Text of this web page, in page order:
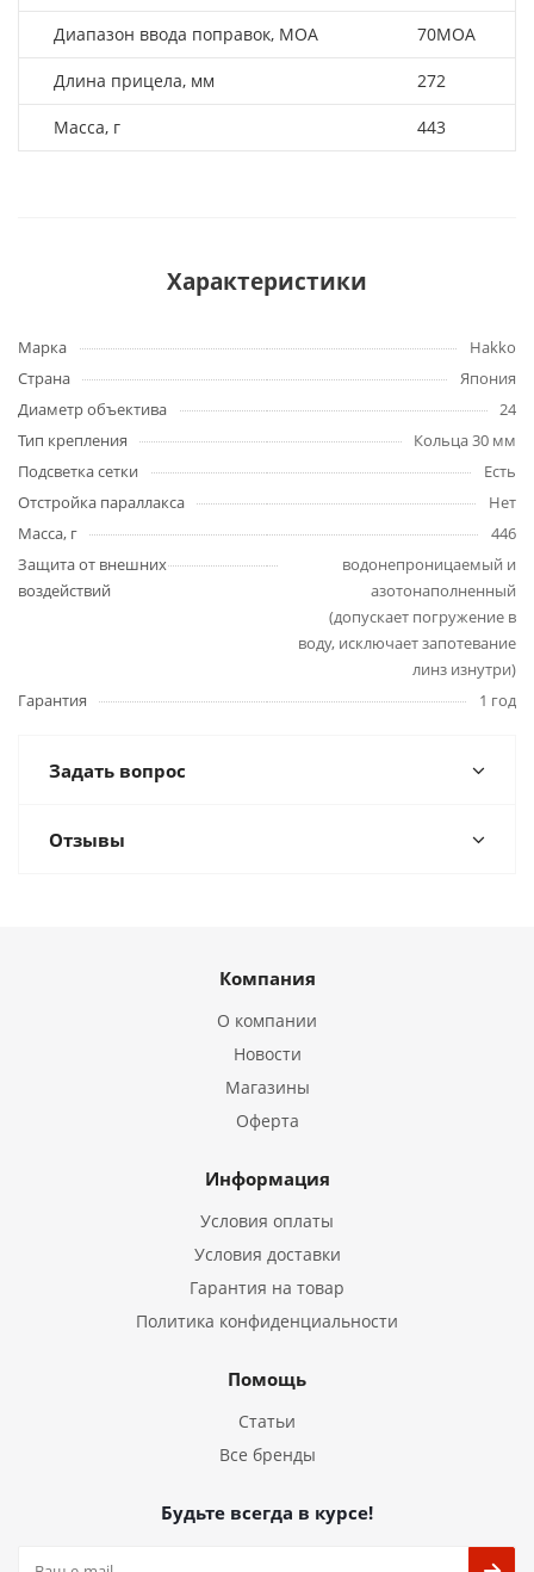
Диапазон ввода поправок, МОА 70MOA
Длина прицела, мм 272
Масса, г 443
Характеристики
Марка
Hakko
Страна
Япония
Диаметр объектива
24
Тип крепления
Кольца 30 мм
Подсветка сетки
Есть
Отстройка параллакса
Нет
Масса, г
446
Защита от внешних
воздействий
водонепроницаемый и
азотонаполненный
(допускает погружение в
воду, исключает запотевание
линз изнутри)
Гарантия
1 год
Задать вопрос
Отзывы
Компания
О компании
Новости
Магазины
Оферта
Информация
Условия оплаты
Условия доставки
Гарантия на товар
Политика конфиденциальности
Помощь
Статьи
Все бренды
Будьте всегда в курсе!